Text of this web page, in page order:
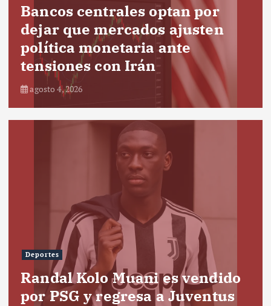
Bancos centrales optan por
dejar que mercados ajusten
política monetaria ante
tensiones con Irán
agosto 4, 2026
Deportes
Randal Kolo Muani es vendido
por PSG y regresa a Juventus